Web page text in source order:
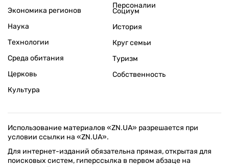
Экономика регионов
Персоналии
Наука
Технологии
Среда обитания
Церковь
Культура
Социум
История
Круг семьи
Туризм
Собственность
Использование материалов «ZN.UA» разрешается при
условии ссылки на «ZN.UA».
Для интернет-изданий обязательна прямая, открытая для
поисковых систем, гиперссылка в первом абзаце на